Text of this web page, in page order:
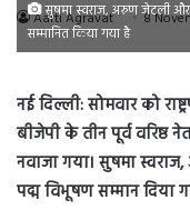
Aarti Agravat 8
सुषमा स्वराज, अरुण जेटली और
सम्मानित किया गया है
नई दिल्ली: सोमवार को
बीजेपी के तीन पूर्व वरिष्ठ
नवाजा गया। सुषमा
पद्म विभूषण सम्मानदिया